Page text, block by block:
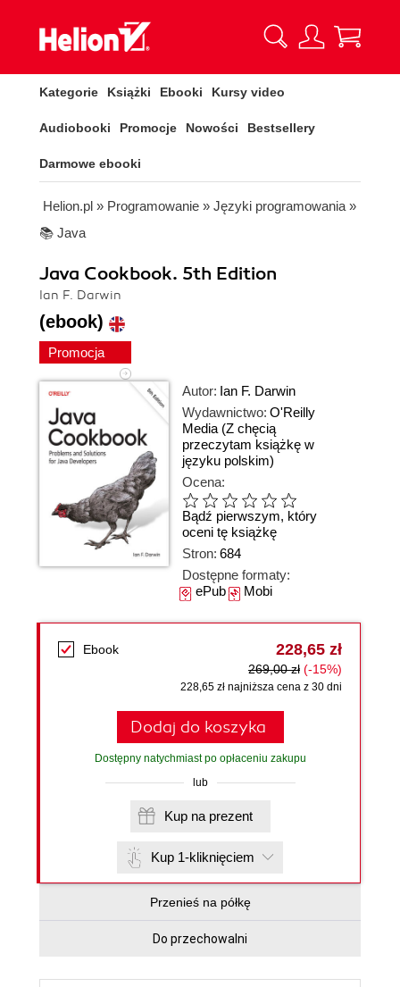
Kategorie Książki Ebooki Kursy video
Audiobooki Promocje Nowości Bestsellery
Darmowe ebooki
Helion.pl » Programowanie » Języki programowania »
📚 Java
Java Cookbook. 5th Edition
Ian F. Darwin
(ebook)
Promocja
Autor: Ian F. Darwin
Wydawnictwo: O'Reilly
Media (Z chęcią
przeczytam książkę w
języku polskim)
Ocena:
Bądź pierwszym, który
oceni tę książkę
Stron: 684
Dostępne formaty:
ePubMobi
Ebook 228,65 zł
269,00 zł (-15%)
228,65 zł najniższa cena z 30 dni
Dodaj do koszyka
Dostępny natychmiast po opłaceniu zakupu
lub
Kup na prezent
Kup 1-kliknięciem
Przenieś na półkę
Do przechowalni